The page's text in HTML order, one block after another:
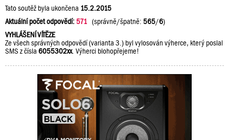
Tato soutěž byla ukončena 15.2.2015
Aktuální počet odpovědí:571 (správně/špatně: 565/6)
VYHLÁŠENÍ VÍTĚZE
Ze všech správných odpovědí (varianta 3.) byl vylosován výherce, který poslal
SMS z čísla 6055302xx. Výherci blohopřejeme!